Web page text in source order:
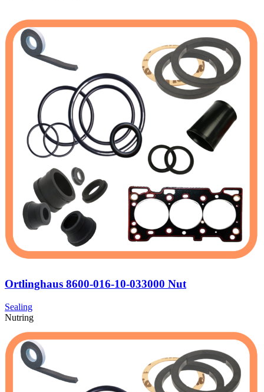
Ortlinghaus 8600-016-10-033000 Nut
Sealing
Nutring